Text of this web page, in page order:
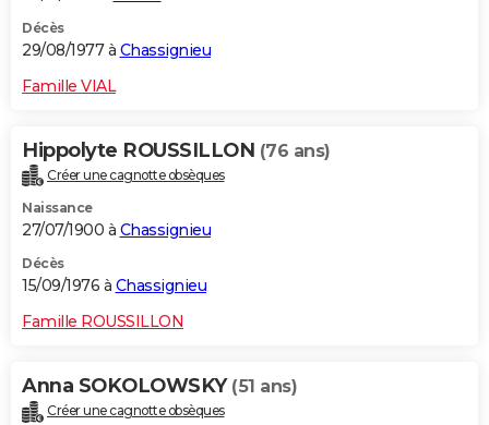
Décès
29/08/1977 à Chassignieu
Famille VIAL
Hippolyte ROUSSILLON (76 ans)
Créer une cagnotte obsèques
Naissance
27/07/1900 à Chassignieu
Décès
15/09/1976 à Chassignieu
Famille ROUSSILLON
Anna SOKOLOWSKY (51 ans)
Créer une cagnotte obsèques